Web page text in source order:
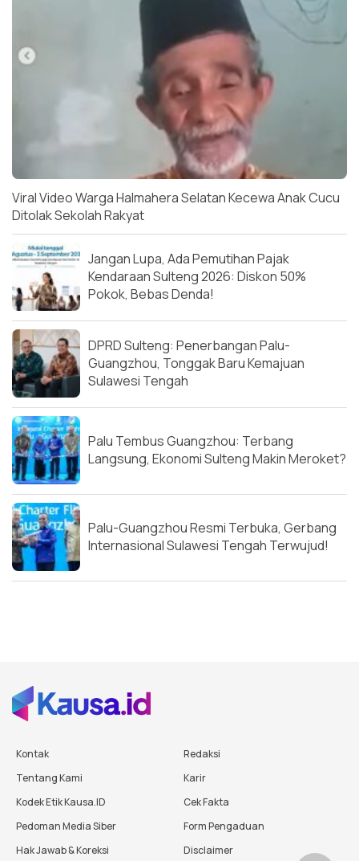
Viral Video Warga Halmahera Selatan Kecewa Anak Cucu
Ditolak Sekolah Rakyat
Jangan Lupa, Ada Pemutihan Pajak
Kendaraan Sulteng 2026: Diskon 50%
Pokok, Bebas Denda!
DPRD Sulteng: Penerbangan Palu-
Guangzhou, Tonggak Baru Kemajuan
Sulawesi Tengah
Palu Tembus Guangzhou: Terbang
Langsung, Ekonomi Sulteng Makin Meroket?
Palu-Guangzhou Resmi Terbuka, Gerbang
Internasional Sulawesi Tengah Terwujud!
Kontak
Redaksi
Tentang Kami
Karir
Kodek Etik Kausa.ID
Cek Fakta
Pedoman Media Siber
Form Pengaduan
Hak Jawab & Koreksi
Disclaimer